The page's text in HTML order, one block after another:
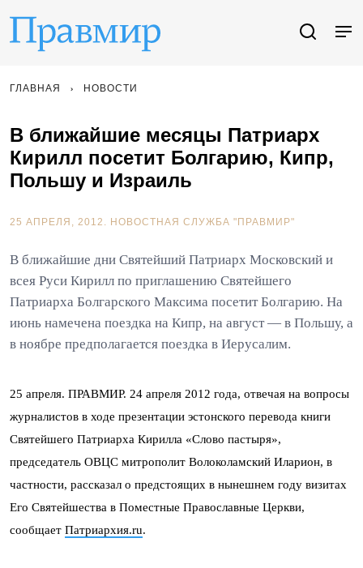
ГЛАВНАЯ НОВОСТИ
В ближайшие месяцы Патриарх
Кирилл посетит Болгарию, Кипр,
Польшу и Израиль
25 АПРЕЛЯ, 2012. НОВОСТНАЯ СЛУЖБА "ПРАВМИР"
В ближайшие дни Святейший Патриарх Московский и
всея Руси Кирилл по приглашению Святейшего
Патриарха Болгарского Максима посетит Болгарию. На
июнь намечена поездка на Кипр, на август — в Польшу, а
в ноябре предполагается поездка в Иерусалим.
25 апреля. ПРАВМИР. 24 апреля 2012 года, отвечая на вопросы
журналистов в ходе презентации эстонского перевода книги
Святейшего Патриарха Кирилла «Слово пастыря»,
председатель ОВЦС митрополит Волоколамский Иларион, в
частности, рассказал о предстоящих в нынешнем году визитах
Его Святейшества в Поместные Православные Церкви,
сообщает Патриархия.ru.